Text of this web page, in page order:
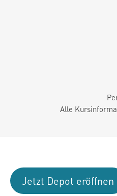
Alle
Jetzt Depot eröffnen